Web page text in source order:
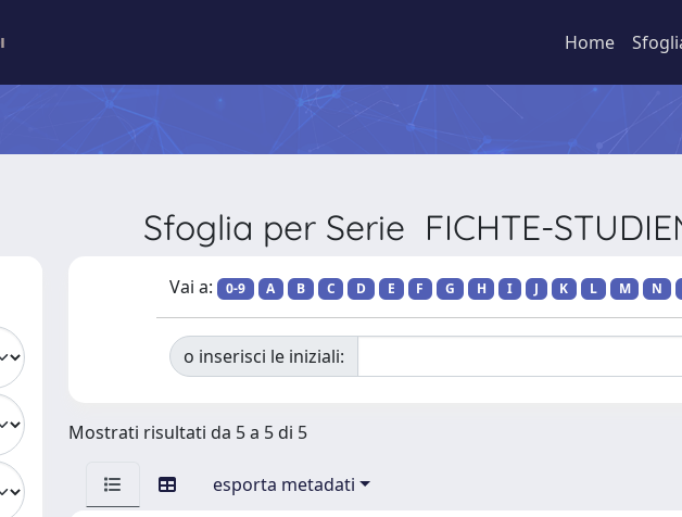
Home
Sfoglia per Serie FICHTE-
Vai a: 0-9 A B C D E F G H I J K L M N
o inserisci le iniziali:
Mostrati risultati da 5 a 5 di 5
esporta metadati